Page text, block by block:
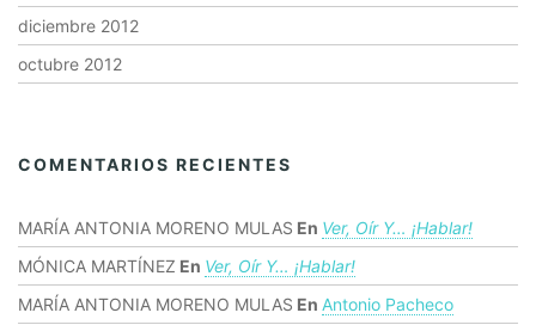
diciembre 2012
octubre 2012
COMENTARIOS RECIENTES
MARÍA ANTONIA MORENO MULAS En Ver, Oír Y… ¡hablar!
MÓNICA MARTÍNEZ En Ver, Oír Y… ¡hablar!
MARÍA ANTONIA MORENO MULAS En Antonio Pacheco